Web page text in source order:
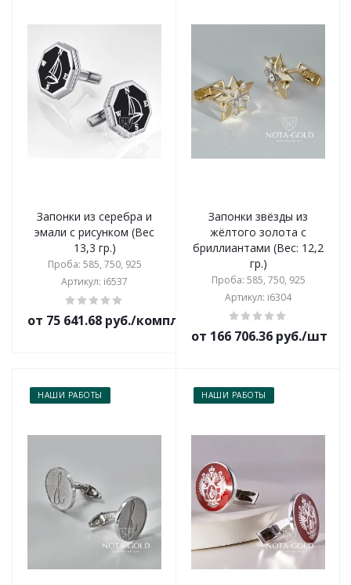
Запонки из серебра и
эмали с рисунком (Вес
13,3 гр.)
Проба: 585, 750, 925
Артикул: i6537
от 75 641.68 руб./комплект
Запонки звёзды из
жёлтого золота с
бриллиантами (Вес: 12,2
гр.)
Проба: 585, 750, 925
Артикул: i6304
от 166 706.36 руб./шт
НАШИ РАБОТЫ НАШИ РАБОТЫ